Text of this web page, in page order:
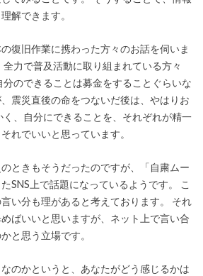
解できます。
復旧作業に携わった方々のお話を伺いま
力で普及活動に取り組まれている方々
のできることは募金をすることぐらいな
震災直後の命をつないだ後は、やはりお
、自分にできることを、それぞれが精一
れでいいと思っています。
ときもそうだったのですが、「自粛ムー
SNS上で話題になっているようです。 こ
い分も理があると考えております。 それ
ばいいと思いますが、ネット上で言い合
と思う立場です。
のかというと、あなたがどう感じるかは